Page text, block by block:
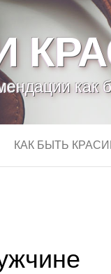
как
КАК БЫТЬ